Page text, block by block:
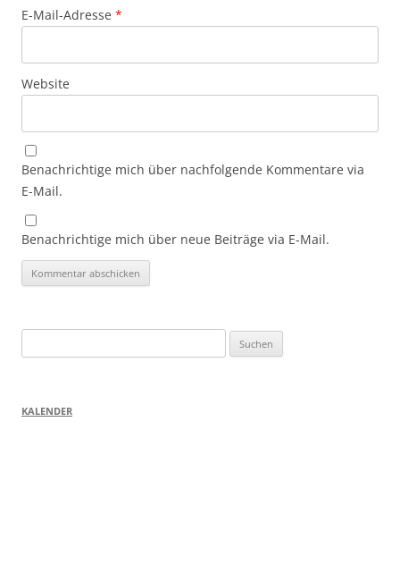
E-Mail-Adresse *
Website
Benachrichtige mich über nachfolgende Kommentare via
E-Mail.
Benachrichtige mich über neue Beiträge via E-Mail.
nach:
KALENDER